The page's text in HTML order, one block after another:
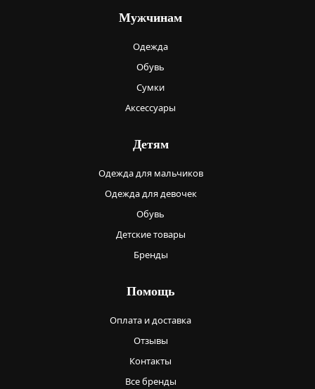
Мужчинам
Одежда
Обувь
Сумки
Аксессуары
Детям
Одежда для мальчиков
Одежда для девочек
Обувь
Детские товары
Бренды
Помощь
Оплата и доставка
Отзывы
Контакты
Все бренды